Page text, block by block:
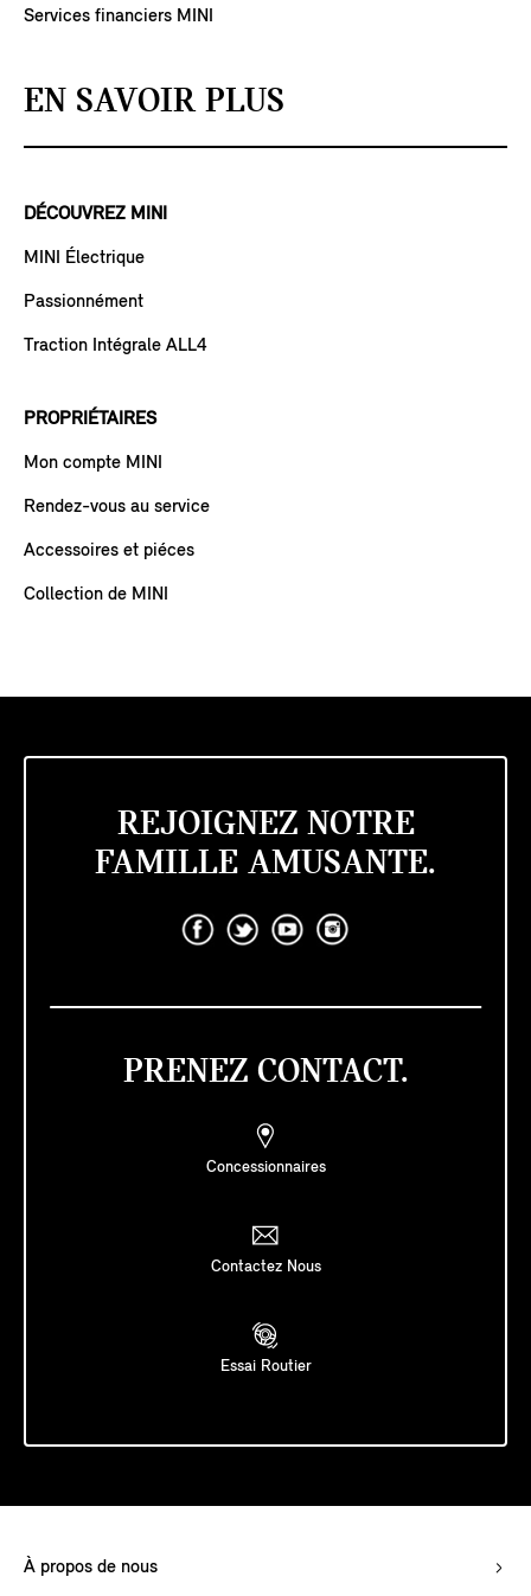
Services financiers MINI
EN SAVOIR PLUS
DÉCOUVREZ MINI
MINI Électrique
Passionnément
Traction Intégrale ALL4
PROPRIÉTAIRES
Mon compte MINI
Rendez-vous au service
Accessoires et piéces
Collection de MINI
REJOIGNEZ NOTRE
FAMILLE AMUSANTE.
PRENEZ CONTACT.
Concessionnaires
Contactez Nous
Essai Routier
À propos de nous